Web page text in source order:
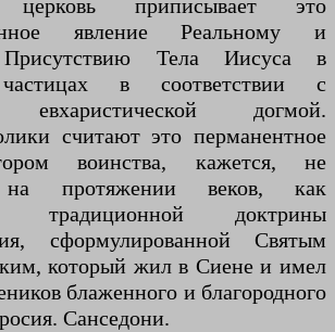
церковь приписывает это
явление Реальному и
Присутствию Тела Иисуса в
в соответствии с
евхаристической догмой.
считают это перманентное
воинства, кажется, не
на протяжении веков, как
традиционной доктрины
сформулированной Святым
который жил в Сиене и имел
блаженного и благородного
Санседони.